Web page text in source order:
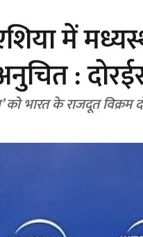
में
:
को भारत के राजदूत विक्रम